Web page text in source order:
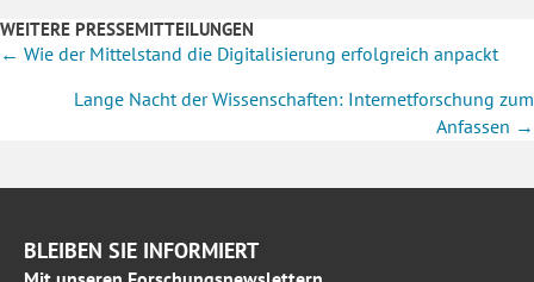
WEITERE PRESSEMITTEILUNGEN
Posts
navigation
← Wie der Mittelstand die Digitalisierung erfolgreich anpackt
Lange Nacht der Wissenschaften: Internetforschung zum
Anfassen →
BLEIBEN SIE INFORMIERT